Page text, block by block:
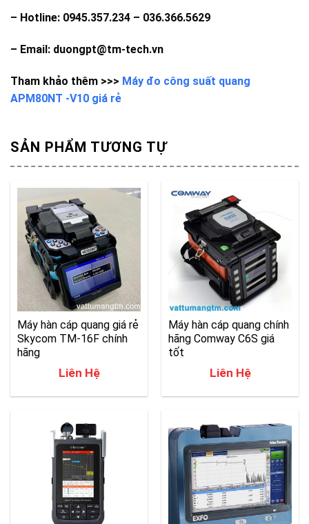
– Hotline: 0945.357.234 – 036.366.5629
– Email: duongpt@tm-tech.vn
Tham khảo thêm >>> Máy đo công suất quang
APM80NT -V10 giá rẻ
SẢN PHẨM TƯƠNG TỰ
Máy hàn cáp quang giá rẻ
Skycom TM-16F chính
hãng
Liên Hệ
Máy hàn cáp quang chính
hãng Comway C6S giá
tốt
Liên Hệ